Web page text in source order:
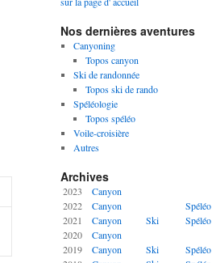
Nos dernières aventures
Canyoning
Topos canyon
Ski de randonnée
Topos ski de rando
Spéléologie
Topos spéléo
Voile-croisière
Autres
Archives
2023
Canyon
2022
Canyon
Spéléo
2021
Canyon Ski
Spéléo
2020
Canyon
2019
Canyon Ski
Spéléo